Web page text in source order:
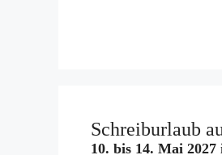
Schreiburlaub
10. bis 14. Mai